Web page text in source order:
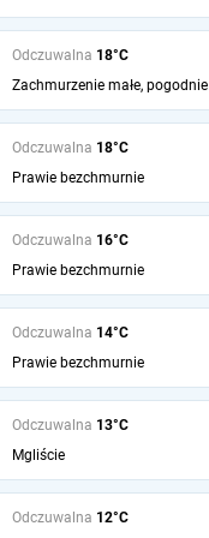
Odczuwalna 18°C
Zachmurzenie małe, pogodnie
Odczuwalna 18°C
Prawie bezchmurnie
Odczuwalna 16°C
Prawie bezchmurnie
Odczuwalna 14°C
Prawie bezchmurnie
Odczuwalna 13°C
Mgliście
Odczuwalna 12°C